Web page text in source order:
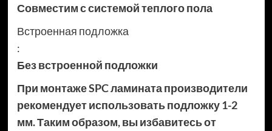
Совместим с системой теплого пола
Встроенная подложка
:
Без встроенной подложки
При монтаже SPC ламината производители
рекомендует использовать подложку 1-2
мм. Таким образом, вы избавитесь от